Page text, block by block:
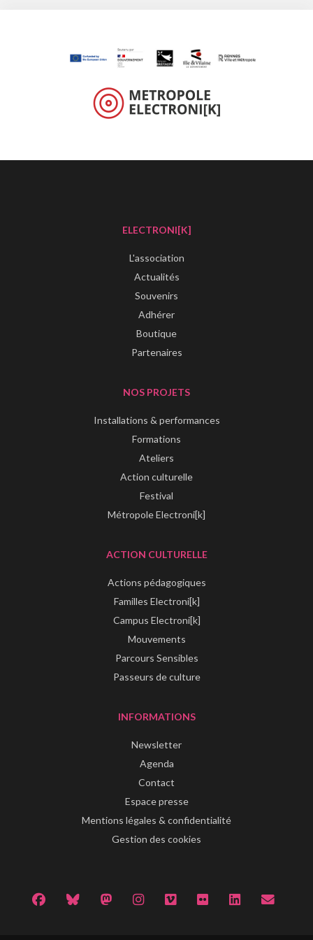
ELECTRONI[K]
L'association
Actualités
Souvenirs
Adhérer
Boutique
Partenaires
NOS PROJETS
Installations & performances
Formations
Ateliers
Action culturelle
Festival
Métropole Electroni[k]
ACTION CULTURELLE
Actions pédagogiques
Familles Electroni[k]
Campus Electroni[k]
Mouvements
Parcours Sensibles
Passeurs de culture
INFORMATIONS
Newsletter
Agenda
Contact
Espace presse
Mentions légales & confidentialité
Gestion des cookies